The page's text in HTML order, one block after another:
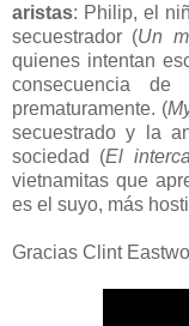
aristas: Philip, el
secuestrador (Un
quienes intentan
consecuencia de
prematuramente. (
secuestrado y la
sociedad (El
vietnamitas que
es el suyo, más
Gracias Clint